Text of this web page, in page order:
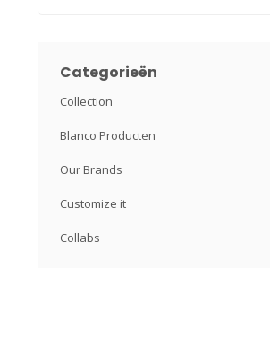
Categorieën
Collection
Blanco Producten
Our Brands
Customize it
Collabs